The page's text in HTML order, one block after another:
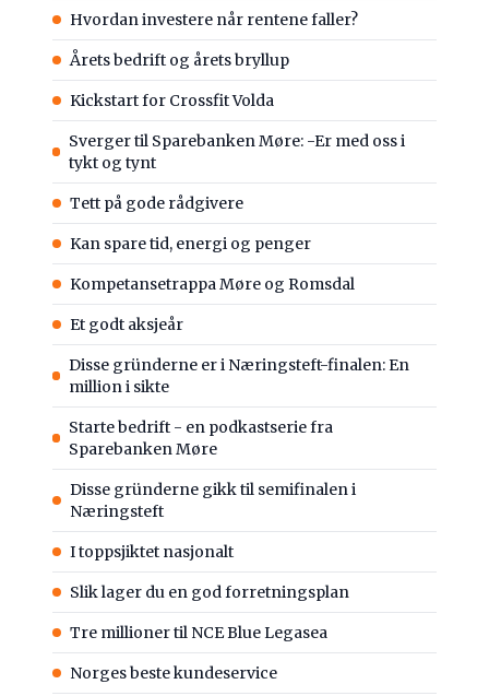
Hvordan investere når rentene faller?
Årets bedrift og årets bryllup
Kickstart for Crossfit Volda
Sverger til Sparebanken Møre: -Er med oss i
tykt og tynt
Tett på gode rådgivere
Kan spare tid, energi og penger
Kompetansetrappa Møre og Romsdal
Et godt aksjeår
Disse gründerne er i Næringsteft-finalen: En
million i sikte
Starte bedrift - en podkastserie fra
Sparebanken Møre
Disse gründerne gikk til semifinalen i
Næringsteft
I toppsjiktet nasjonalt
Slik lager du en god forretningsplan
Tre millioner til NCE Blue Legasea
Norges beste kundeservice